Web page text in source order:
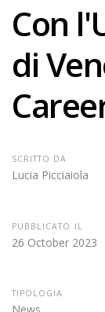
Con
di
SCRITTO DA
Lucia Picciaiola
PUBBLICATO IL
26 October 2023
TIPOLOGIA